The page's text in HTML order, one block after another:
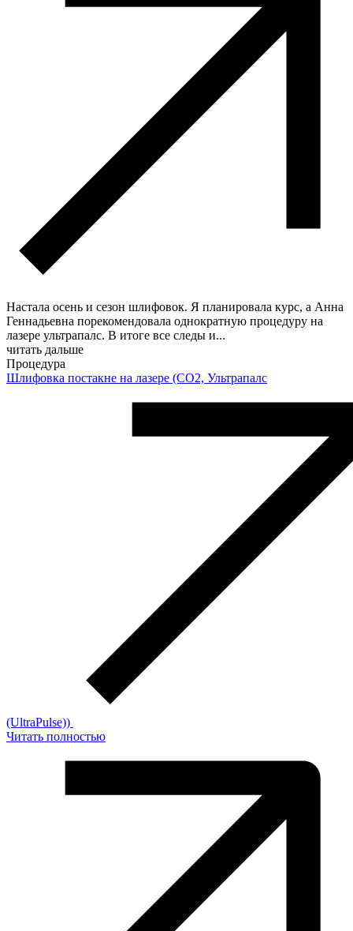
Настала осень и сезон шлифовок. Я планировала курс, а Анна
Геннадьевна порекомендовала однократную процедуру на
лазере ультрапалс. В итоге все следы и...
читать дальше
Процедура
Шлифовка постакне на лазере (CO2, Ультрапалс
(UltraPulse))
Читать полностью